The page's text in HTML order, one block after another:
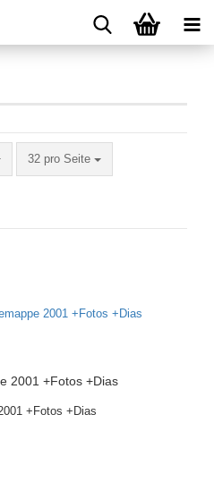
32 pro Seite
pro Seite
2001 +Fotos +Dias
+Fotos +Dias